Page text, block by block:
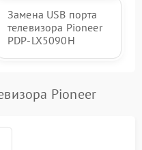
Замена USB порта
телевизора Pioneer
PDP-LX5090H
Pioneer